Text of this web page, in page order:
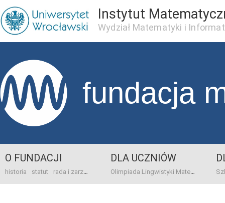
Instytut
Wydział Matematyki i
fundacja
O FUNDACJI
historia statut rada i zarząd dane bankowo-adresowe kontakt
DLA UCZNIÓW
Olimpiada Lingwistyki Matematycznej